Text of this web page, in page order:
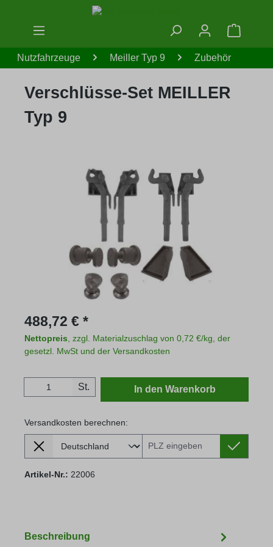
Zum Hauptinhalt springen
Nutzfahrzeuge Meiller Typ 9 Zubehör
Verschlüsse-Set MEILLER
Typ 9
Bildergalerie überspringen
Regulärer Preis:
488,72 € *
Nettopreis , zzgl. Materialzuschlag von 0,72 €/kg, der
gesetzl. MwSt und der Versandkosten
Produkt Anzahl: Gib den gewünschten
St. In den Warenkorb
Versandkosten berechnen:
Lieferland
Versandkosten berechnen:
Artikel-Nr.: 22006
Beschreibung